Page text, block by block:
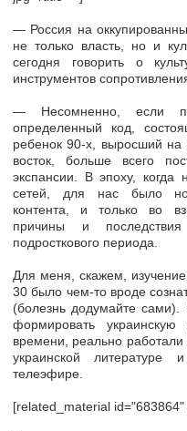
— Россия на
не только власть, но и
сегодня говорить о
инструментов
— Несомненно, если
определенный код,
ребенок 90-х, выросший на
восток, больше всего
экспансии. В эпоху,
сетей, для нас было
контента, и только во
причины и
подросткового периода.
Для меня, скажем,
30 было чем-то вроде
(болезнь додумайте сами).
формировать
времени, реально
украинской
телеэфире.
[related_material id="683864"